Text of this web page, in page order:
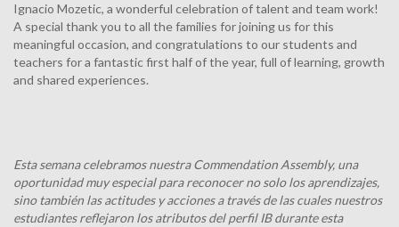
Ignacio Mozetic, a wonderful celebration of talent and team work!
A special thank you to all the families for joining us for this
meaningful occasion, and congratulations to our students and
teachers for a fantastic first half of the year, full of learning, growth
and shared experiences.
Esta semana celebramos nuestra Commendation Assembly, una
oportunidad muy especial para reconocer no solo los aprendizajes,
sino también las actitudes y acciones a través de las cuales nuestros
estudiantes reflejaron los atributos del perfil IB durante esta